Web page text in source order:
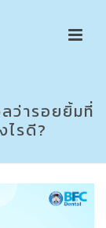
ว่ารอยยิ้มที่
ไรดี?